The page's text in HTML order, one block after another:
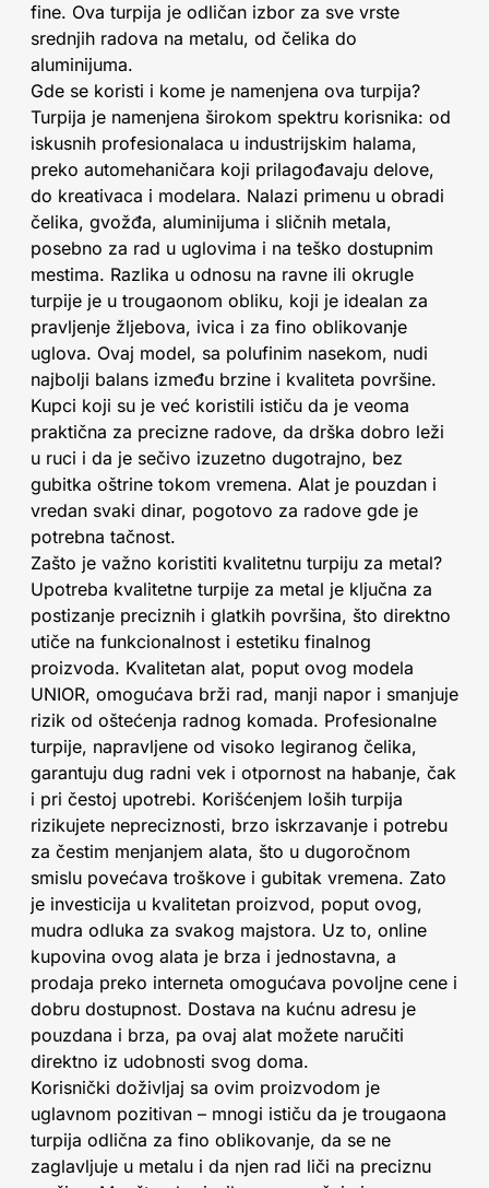
fine. Ova turpija je odličan izbor za sve vrste
srednjih radova na metalu, od čelika do
aluminijuma.
Gde se koristi i kome je namenjena ova turpija?
Turpija je namenjena širokom spektru korisnika: od
iskusnih profesionalaca u industrijskim halama,
preko automehaničara koji prilagođavaju delove,
do kreativaca i modelara. Nalazi primenu u obradi
čelika, gvožđa, aluminijuma i sličnih metala,
posebno za rad u uglovima i na teško dostupnim
mestima. Razlika u odnosu na ravne ili okrugle
turpije je u trougaonom obliku, koji je idealan za
pravljenje žljebova, ivica i za fino oblikovanje
uglova. Ovaj model, sa polufinim nasekom, nudi
najbolji balans između brzine i kvaliteta površine.
Kupci koji su je već koristili ističu da je veoma
praktična za precizne radove, da drška dobro leži
u ruci i da je sečivo izuzetno dugotrajno, bez
gubitka oštrine tokom vremena. Alat je pouzdan i
vredan svaki dinar, pogotovo za radove gde je
potrebna tačnost.
Zašto je važno koristiti kvalitetnu turpiju za metal?
Upotreba kvalitetne turpije za metal je ključna za
postizanje preciznih i glatkih površina, što direktno
utiče na funkcionalnost i estetiku finalnog
proizvoda. Kvalitetan alat, poput ovog modela
UNIOR, omogućava brži rad, manji napor i smanjuje
rizik od oštećenja radnog komada. Profesionalne
turpije, napravljene od visoko legiranog čelika,
garantuju dug radni vek i otpornost na habanje, čak
i pri čestoj upotrebi. Korišćenjem loših turpija
rizikujete nepreciznosti, brzo iskrzavanje i potrebu
za čestim menjanjem alata, što u dugoročnom
smislu povećava troškove i gubitak vremena. Zato
je investicija u kvalitetan proizvod, poput ovog,
mudra odluka za svakog majstora. Uz to, online
kupovina ovog alata je brza i jednostavna, a
prodaja preko interneta omogućava povoljne cene i
dobru dostupnost. Dostava na kućnu adresu je
pouzdana i brza, pa ovaj alat možete naručiti
direktno iz udobnosti svog doma.
Korisnički doživljaj sa ovim proizvodom je
uglavnom pozitivan – mnogi ističu da je trougaona
turpija odlična za fino oblikovanje, da se ne
zaglavljuje u metalu i da njen rad liči na preciznu